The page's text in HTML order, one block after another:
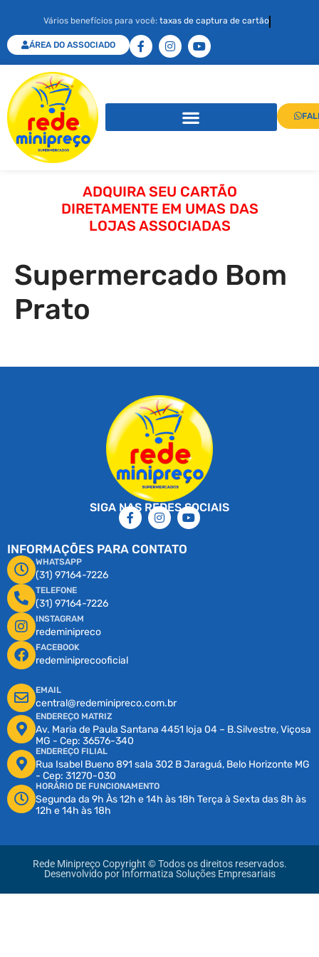
Vários benefícios para você: taxas de captura de cartão
ÁREA DO ASSOCIADO
ADQUIRA SEU CARTÃO
DIRETAMENTE EM UMAS DAS
LOJAS ASSOCIADAS
Supermercado Bom
Prato
SIGA NAS REDES SOCIAIS
INFORMAÇÕES PARA CONTATO
WHATSAPP
(31) 97164-7226
TELEFONE
(31) 97164-7226
INSTAGRAM
redeminipreco
FACEBOOK
redeminiprecooficial
EMAIL
central@redeminipreco.com.br
ENDEREÇO MATRIZ
Av. Maria de Paula Santana 4451 loja 04 – B.Silvestre, Viçosa
MG - Cep: 36576-340
ENDEREÇO FILIAL
Rua Isabel Bueno 891 sala 302 B Jaraguá, Belo Horizonte MG
- Cep: 31270-030
HORÁRIO DE FUNCIONAMENTO
Segunda da 9h Às 12h e 14h às 18h Terça à Sexta das 8h às
12h e 14h às 18h
Rede Minipreço Copyright © Todos os direitos reservados.
Desenvolvido por Informatiza Soluções Empresariais